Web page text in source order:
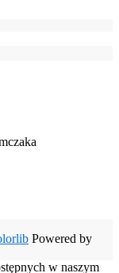
Powered by
w naszym